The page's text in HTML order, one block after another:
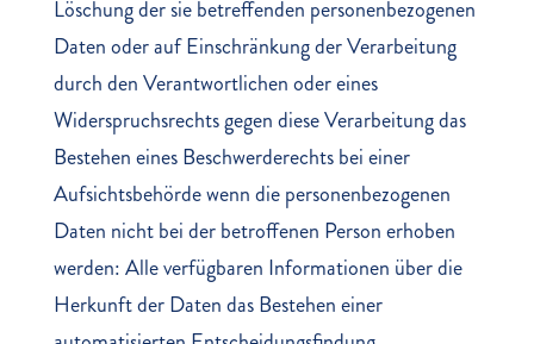
Löschung der sie betreffenden personenbezogenen
Daten oder auf Einschränkung der Verarbeitung
durch den Verantwortlichen oder eines
Widerspruchsrechts gegen diese Verarbeitungdas
Bestehen eines Beschwerderechts bei einer
Aufsichtsbehördewenn die personenbezogenen
Daten nicht bei der betroffenen Person erhoben
werden: Alle verfügbaren Informationen über die
Herkunft der Datendas Bestehen einer